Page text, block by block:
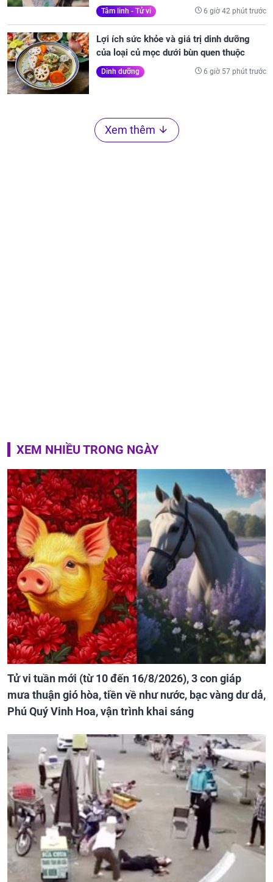
Tâm linh - Tử vi 6 giờ 42 phút trước
Lợi ích sức khỏe và giá trị dinh dưỡng
của loại củ mọc dưới bùn quen thuộc
Dinh dưỡng 6 giờ 57 phút trước
Xem thêm
XEM NHIỀU TRONG NGÀY
Tử vi tuần mới (từ 10 đến 16/8/2026), 3 con giáp
mưa thuận gió hòa, tiền về như nước, bạc vàng dư dả,
Phú Quý Vinh Hoa, vận trình khai sáng